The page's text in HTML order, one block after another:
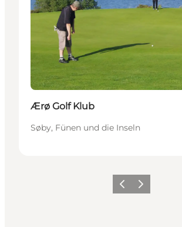
Ærø Golf Klub
Søby, Fünen und die Inseln
ZurückWeiter